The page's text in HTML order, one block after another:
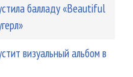
балладу «Beautiful
визуальный альбом в